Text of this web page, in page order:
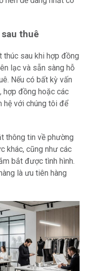
thuê
thúc sau khi hợp đồng
lạc và sẵn sàng hỗ
Nếu có bất kỳ vấn
hợp đồng hoặc các
hệ với chúng tôi để
thông tin về phường
khác, cũng như các
bắt được tình hình.
là ưu tiên hàng